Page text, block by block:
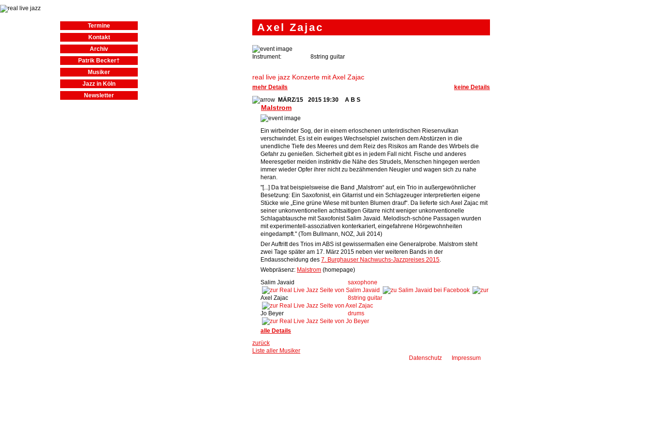
Termine
Kontakt
Archiv
Patrik Becker†
Musiker
Jazz in Köln
Newsletter
Axel Zajac
Instrument: 8string guitar
real live jazz Konzerte mit Axel Zajac
mehr Details
keine Details
MÄRZ/15 2015 19:30 A B S
Malstrom
Ein wirbelnder Sog, der in einem erloschenen unterirdischen Riesenvulkan
verschwindet. Es ist ein ewiges Wechselspiel zwischen dem Abstürzen in die
unendliche Tiefe des Meeres und dem Reiz des Risikos am Rande des Wirbels die
Gefahr zu genießen. Sicherheit gibt es in jedem Fall nicht. Fische und anderes
Meeresgetier meiden instinktiv die Nähe des Strudels, Menschen hingegen werden
immer wieder Opfer ihrer nicht zu bezähmenden Neugier und wagen sich zu nahe
heran.
"[...] Da trat beispielsweise die Band „Malstrom“ auf, ein Trio in außergewöhnlicher
Besetzung: Ein Saxofonist, ein Gitarrist und ein Schlagzeuger interpretierten eigene
Stücke wie „Eine grüne Wiese mit bunten Blumen drauf“. Da lieferte sich Axel Zajac mit
seiner unkonventionellen achtsaitigen Gitarre nicht weniger unkonventionelle
Schlagabtausche mit Saxofonist Salim Javaid. Melodisch-schöne Passagen wurden
mit experimentell-assoziativen konterkariert, eingefahrene Hörgewohnheiten
eingedampft." (Tom Bullmann, NOZ, Juli 2014)
Der Auftritt des Trios im ABS ist gewissermaßen eine Generalprobe. Malstrom steht
zwei Tage später am 17. März 2015 neben vier weiteren Bands in der
Endausscheidung des 7. Burghauser Nachwuchs-Jazzpreises 2015.
Webpräsenz: Malstrom (homepage)
Salim Javaid saxophone
Axel Zajac 8string guitar
Jo Beyer drums
alle Details
zurück
Liste aller Musiker
Datenschutz
Impressum